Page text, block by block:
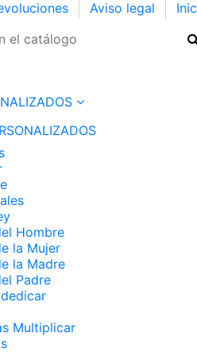
Aviso legal
Hombre
la Mujer
la Madre
Padre
Multiplicar